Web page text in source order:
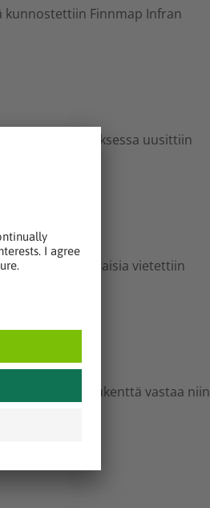
kunnostettiin Finnmap Infran
perusparannuksessa uusittiin
aukion avajaisia vietettiin
urheilukenttä vastaa niin